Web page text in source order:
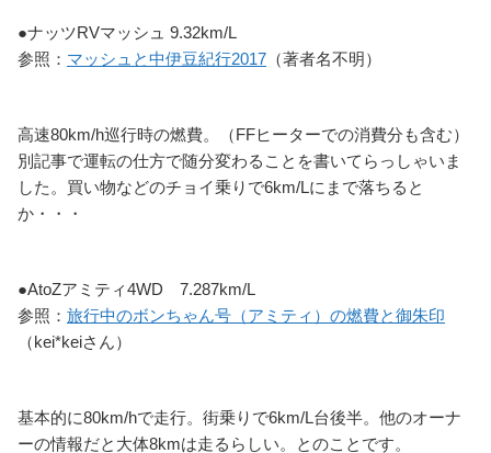
●ナッツRVマッシュ 9.32km/L
参照： マッシュと中伊豆紀行2017 （著者名不明）
高速80km/h巡行時の燃費。（FFヒーターでの消費分も含む）
別記事で運転の仕方で随分変わることを書いてらっしゃいま
した。買い物などのチョイ乗りで6km/Lにまで落ちると
か・・・
●AtoZアミティ4WD 7.287km/L
参照： 旅行中のボンちゃん号（アミティ）の燃費と御朱印
（kei*keiさん）
基本的に80km/hで走行。街乗りで6km/L台後半。他のオーナ
ーの情報だと大体8kmは走るらしい。とのことです。